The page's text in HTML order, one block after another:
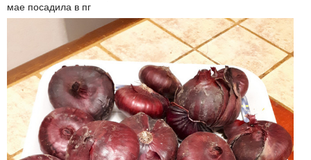
мае посадила в пг